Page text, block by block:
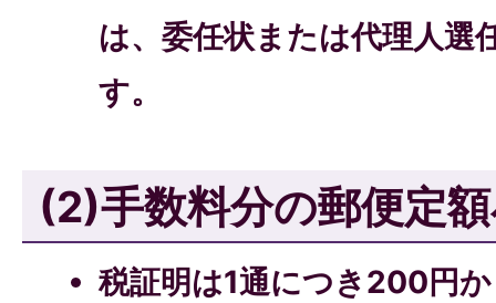
は、委任状または代理人選
す。
(2)手数料分の郵便定
税証明は1通につき200円